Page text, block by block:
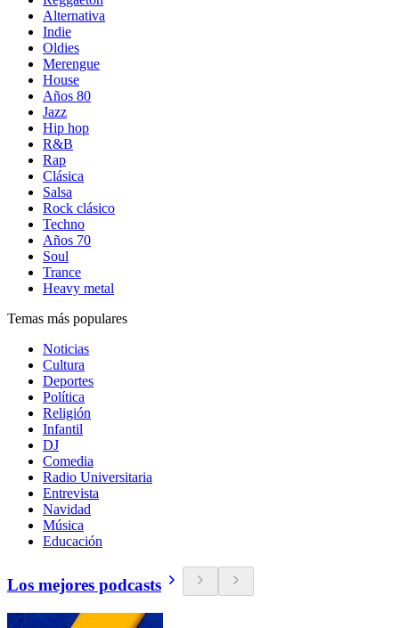
Alternativa
Indie
Oldies
Merengue
House
Años 80
Jazz
Hip hop
R&B
Rap
Clásica
Salsa
Rock clásico
Techno
Años 70
Soul
Trance
Heavy metal
Temas más populares
Noticias
Cultura
Deportes
Política
Religión
Infantil
DJ
Comedia
Radio Universitaria
Entrevista
Navidad
Música
Educación
Los mejores podcasts